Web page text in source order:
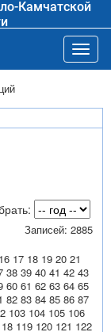
Камчатской
Записей: 2885
16 17 18 19 20 21
38 39 40 41 42 43
60 61 62 63 64 65
82 83 84 85 86 87
103 104 105 106
119 120 121 122